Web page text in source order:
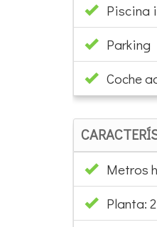
Piscina
Parking
Coche
Metros
Planta: 2